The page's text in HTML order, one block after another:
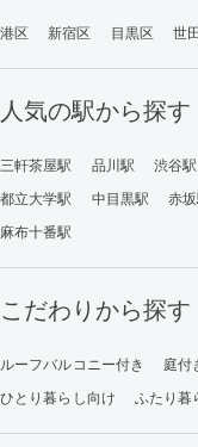
港区 新宿区 目黒区 世
人気の駅から探す
三軒茶屋駅 品川駅 渋谷駅
都立大学駅
中目黒駅 赤
麻布十番駅
こだわりから探す
ルーフバルコニー付き 庭付
ひとり暮らし向け
ふたり暮